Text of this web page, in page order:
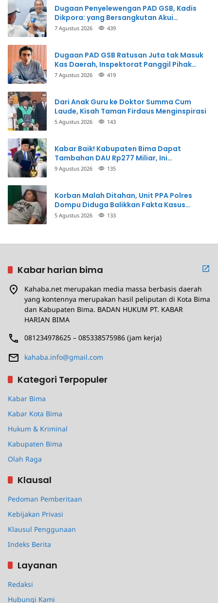
Dugaan Penyelewengan PAD GSB, Kadis
Dikpora: yang Bersangkutan Akui
Perbuatannya dan Siap Mengembalikan
7 Agustus 2026 439
Dugaan PAD GSB Ratusan Juta tak Masuk
Kas Daerah, Inspektorat Panggil Pihak
Terkait
7 Agustus 2026 419
Dari Anak Guru ke Doktor Summa Cum
Laude, Kisah Taman Firdaus Menginspirasi
5 Agustus 2026 143
Kabar Baik! Kabupaten Bima Dapat
Tambahan DAU Rp277 Miliar, Ini
Prioritasnya
9 Agustus 2026 135
Korban Malah Ditahan, Unit PPA Polres
Dompu Diduga Balikkan Fakta Kasus
Penganiayaan
5 Agustus 2026 133
Kabar harian bima
Kahaba.net merupakan media massa berbasis daerah
yang kontennya merupakan hasil peliputan di Kota Bima
dan Kabupaten Bima. BADAN HUKUM PT. KABAR
HARIAN BIMA
081234978625 – 085338575986 (jam kerja)
kahaba.info@gmail.com
Kategori Terpopuler
Kabar Bima
Kabar Kota Bima
Hukum & Kriminal
Kabupaten Bima
Olah Raga
Klausal
Pedoman Pemberitaan
Kebijakan Privasi
Klausul Penggunaan
Indeks Berita
Layanan
Redaksi
Hubungi Kami